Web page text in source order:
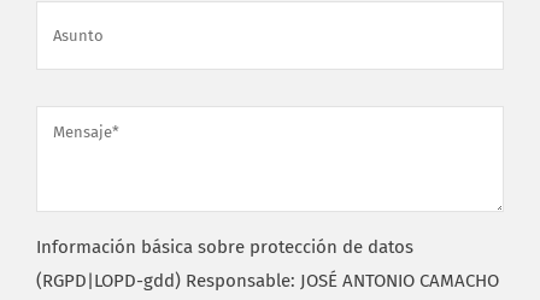
Información básica sobre protección de datos
(RGPD|LOPD-gdd) Responsable: JOSÉ ANTONIO CAMACHO